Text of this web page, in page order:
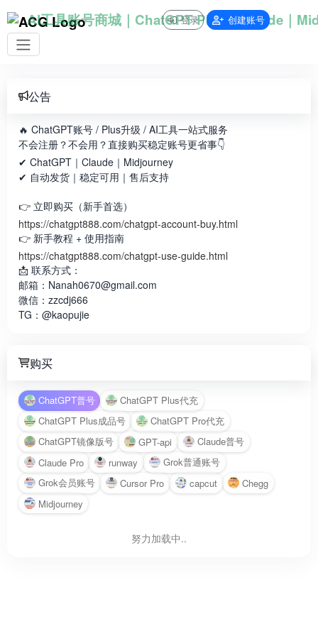
AI工具账号商城｜ChatGPT Plus｜Claude｜
登录 创建账号
公告
🔥 ChatGPT账号 / Plus升级 / AI工具一站式服务
不会注册？不会用？直接购买稳定账号更省事👇
✔ ChatGPT｜Claude｜Midjourney
✔ 自动发货｜稳定可用｜售后支持
👉 立即购买（新手首选）
https://chatgpt888.com/chatgpt-account-buy.html
👉 新手教程 + 使用指南
https://chatgpt888.com/chatgpt-use-guide.html
📩 联系方式：
邮箱：Nanah0670@gmail.com
微信：zzcdj666
TG：@kaopujie
购买
ChatGPT普号
ChatGPT Plus代充
ChatGPT Plus成品号
ChatGPT Pro代充
ChatGPT镜像版号
GPT-api
Claude普号
Claude Pro
runway
Grok普通账号
Grok会员账号
Cursor Pro capcut
Chegg
Midjourney
努力加载中..